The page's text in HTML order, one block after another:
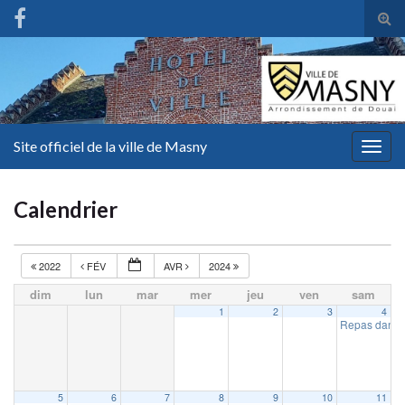
Site officiel de la ville de Masny
Calendrier
2022 FÉV AVR 2024
dim lun mar mer jeu ven sam
1 2 3 4
Repas
5 6 7 8 9 10 11